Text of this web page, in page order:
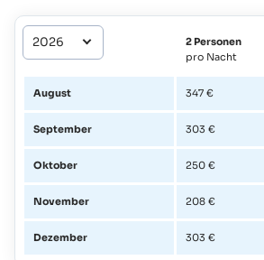
2 Personen
pro Nacht
August 347 €
September 303 €
Oktober 250 €
November 208 €
Dezember 303 €